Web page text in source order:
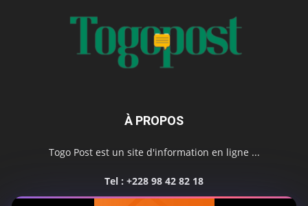
À PROPOS
Togo Post est un site d'information en ligne ...
Tel : +228 98 42 82 18